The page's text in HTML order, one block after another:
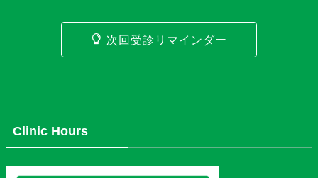
次回受診リマインダー
Clinic Hours